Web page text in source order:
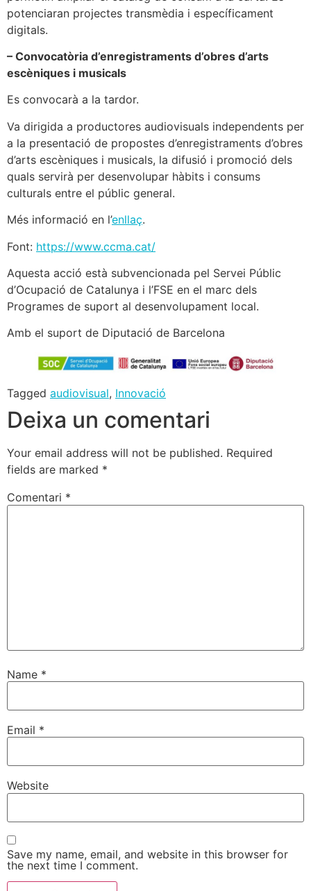
potenciaran projectes transmèdia i específicament
digitals.
– Convocatòria d’enregistraments d’obres d’arts
escèniques i musicals
Es convocarà a la tardor.
Va dirigida a productores audiovisuals independents per
a la presentació de propostes d’enregistraments d’obres
d’arts escèniques i musicals, la difusió i promoció dels
quals servirà per desenvolupar hàbits i consums
culturals entre el públic general.
Més informació en l’enllaç.
Font: https://www.ccma.cat/
Aquesta acció està subvencionada pel Servei Públic
d’Ocupació de Catalunya i l’FSE en el marc dels
Programes de suport al desenvolupament local.
Amb el suport de Diputació de Barcelona
Tagged audiovisual, Innovació
Deixa un comentari
Your email address will not be published. Required
fields are marked *
Comentari *
Name *
Email *
Website
Save my name, email, and website in this browser for
the next time I comment.